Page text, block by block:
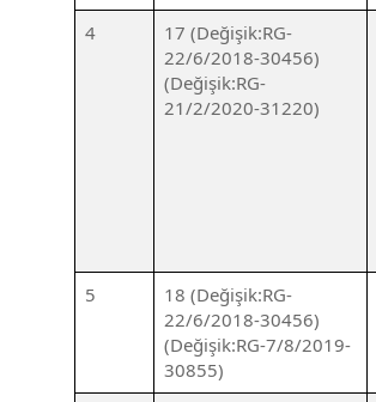
4
17 (Değişik:RG-
22/6/2018-30456)
(Değişik:RG-
21/2/2020-31220)
5
18 (Değişik:RG-
22/6/2018-30456)
(Değişik:RG-7/8/2019-
30855)